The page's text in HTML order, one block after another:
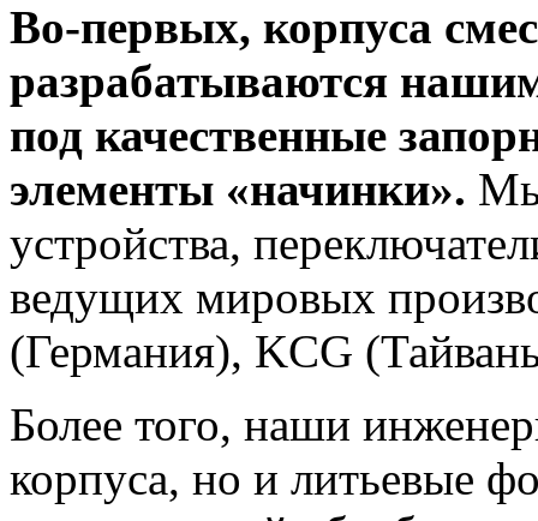
Во-первых, корпуса
разрабатываются
под качественные
элементы «начинки».
устройства,
ведущих мировых
(Германия), KCG
Более того, наши
корпуса, но и литьевые